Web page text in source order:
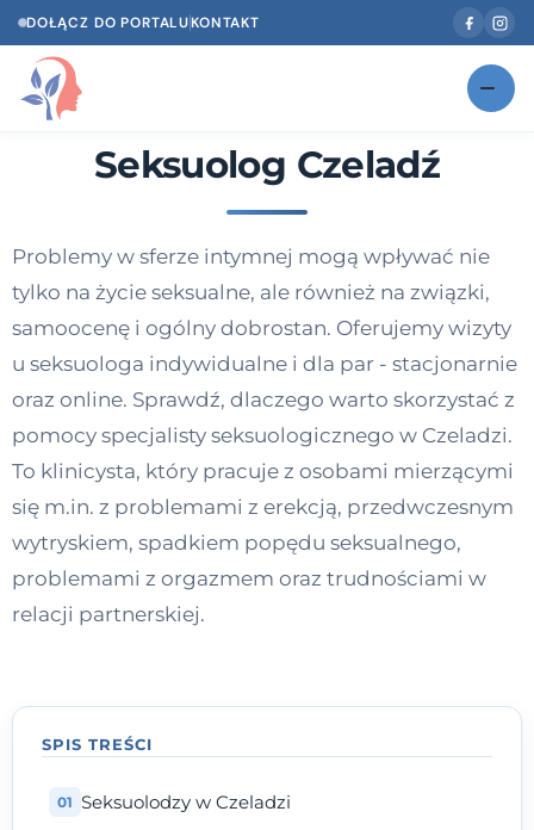
DOŁĄCZ DO PORTALUKONTAKT
Znajdź swojego specjalistęNOWOŚĆ
Według specjalizacji
Diagnozy psychologiczne
Testy psychologiczne
Dawka wiedzy
Dla specjalistów
Kontakt
Seksuolog Czeladź
Problemy w sferze intymnej mogą wpływać nie
tylko na życie seksualne, ale również na związki,
samoocenę i ogólny dobrostan. Oferujemy wizyty
u seksuologa indywidualne i dla par - stacjonarnie
oraz online. Sprawdź, dlaczego warto skorzystać z
pomocy specjalisty seksuologicznego w Czeladzi.
To klinicysta, który pracuje z osobami mierzącymi
się m.in. z problemami z erekcją, przedwczesnym
wytryskiem, spadkiem popędu seksualnego,
problemami z orgazmem oraz trudnościami w
relacji partnerskiej.
SPIS TREŚCI
Seksuolodzy w Czeladzi